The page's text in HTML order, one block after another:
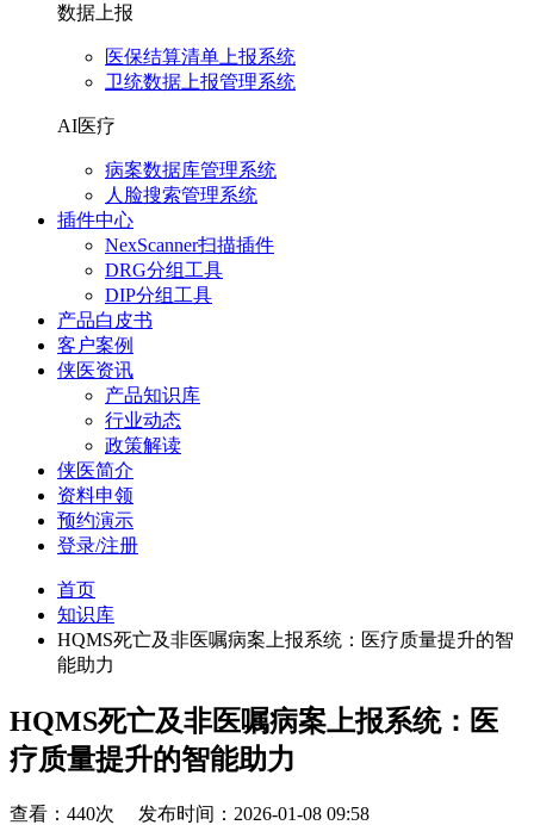
数据上报
医保结算清单上报系统
卫统数据上报管理系统
AI医疗
病案数据库管理系统
人脸搜索管理系统
插件中心
NexScanner扫描插件
DRG分组工具
DIP分组工具
产品白皮书
客户案例
侠医资讯
产品知识库
行业动态
政策解读
侠医简介
资料申领
预约演示
登录/注册
首页
知识库
HQMS死亡及非医嘱病案上报系统：医疗质量提升的智
能助力
HQMS死亡及非医嘱病案上报系统：医
疗质量提升的智能助力
查看：440次 发布时间：2026-01-08 09:58